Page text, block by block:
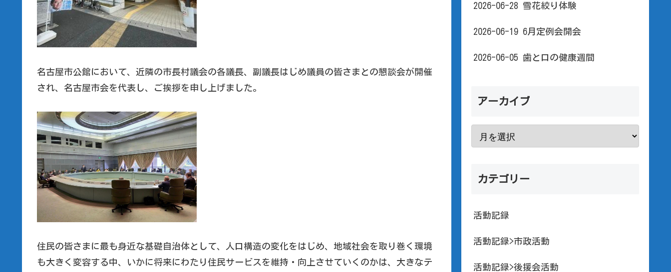
名古屋市公館において、近隣の市長村議会の各議長、副議長はじめ議員の皆さまとの懇談会が開催
され、名古屋市会を代表し、ご挨拶を申し上げました。
住民の皆さまに最も身近な基礎自治体として、人口構造の変化をはじめ、地域社会を取り巻く環境
も大きく変容する中、いかに将来にわたり住民サービスを維持・向上させていくのかは、大きなテ
2026-06-28 雪花絞り体験
2026-06-19 6月定例会開会
2026-06-05 歯と口の健康週間
アーカイブ
カテゴリー
活動記録
活動記録>市政活動
活動記録>後援会活動